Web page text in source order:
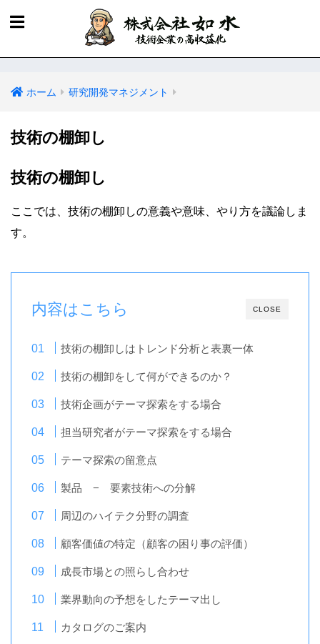
ホーム 研究開発マネジメント
技術の棚卸し
技術の棚卸し
ここでは、技術の棚卸しの意義や意味、やり方を議論しま
す。
CLOSE
内容はこちら
技術の棚卸しはトレンド分析と表裏一体
技術の棚卸をして何ができるのか？
技術企画がテーマ探索をする場合
担当研究者がテーマ探索をする場合
テーマ探索の留意点
製品 − 要素技術への分解
周辺のハイテク分野の調査
顧客価値の特定（顧客の困り事の評価）
成長市場との照らし合わせ
業界動向の予想をしたテーマ出し
カタログのご案内